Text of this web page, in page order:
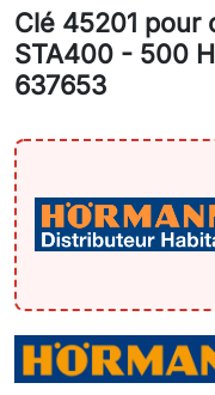
Clé 45201 pour
STA400 - 500
637653